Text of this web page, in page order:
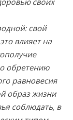
своих
свой
влияет на
обретению
равновесия
образ жизни
соблюдать, в